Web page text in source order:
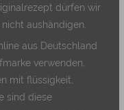
dürfen wir
aushändigen.
aus Deutschland
verwenden,
mit flüssigkeit,
sind diese